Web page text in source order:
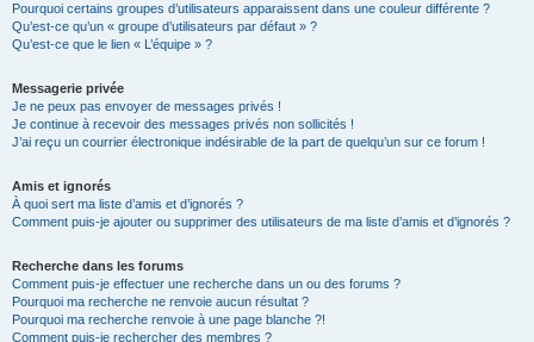
Pourquoi certains groupes d’utilisateurs apparaissent dans une couleur différente ?
Qu’est-ce qu’un « groupe d’utilisateurs par défaut » ?
Qu’est-ce que le lien « L’équipe » ?
Messagerie privée
Je ne peux pas envoyer de messages privés !
Je continue à recevoir des messages privés non sollicités !
J’ai reçu un courrier électronique indésirable de la part de quelqu’un sur ce forum !
Amis et ignorés
À quoi sert ma liste d’amis et d’ignorés ?
Comment puis-je ajouter ou supprimer des utilisateurs de ma liste d’amis et d’ignorés ?
Recherche dans les forums
Comment puis-je effectuer une recherche dans un ou des forums ?
Pourquoi ma recherche ne renvoie aucun résultat ?
Pourquoi ma recherche renvoie à une page blanche ?!
Comment puis-je rechercher des membres ?